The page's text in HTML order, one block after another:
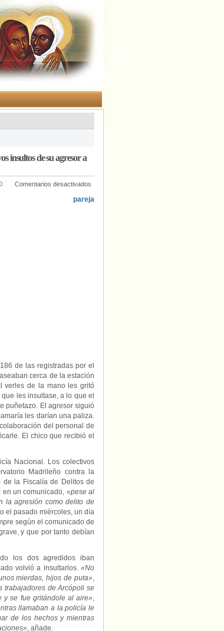
insultos de su agresor a
Comentarios desactivados
de las registradas por el
cerca de la estación
verles de la mano les gritó
les insultase, a lo que el
puñetazo. El agresor siguió
les darían una paliza.
del personal de
El chico que recibió el
Nacional. Los colectivos
Madrileño contra la
de la Fiscalía de Delitos de
un comunicado, «pese al
la agresión como delito de
el pasado miércoles, un día
según el comunicado de
y que por tanto debían
los dos agredidos iban
volvió a insultarlos. «No
mierdas, hijos de puta»,
trabajadores de Arcópoli se
y se fue gritándole al aire»,
llamaban a la policía le
de los hechos y mientras
, añade.